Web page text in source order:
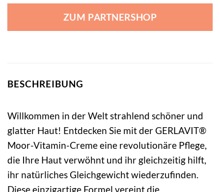
ZUM PARTNERSHOP
BESCHREIBUNG
Willkommen in der Welt strahlend schöner und
glatter Haut! Entdecken Sie mit der GERLAVIT®
Moor-Vitamin-Creme eine revolutionäre Pflege,
die Ihre Haut verwöhnt und ihr gleichzeitig hilft,
ihr natürliches Gleichgewicht wiederzufinden.
Diese einzigartige Formel vereint die